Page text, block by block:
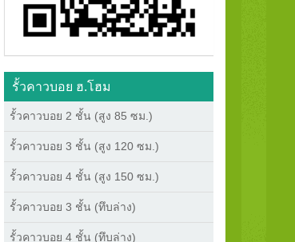
รั้วคาวบอย ฮ.โฮม
รั้วคาวบอย 2 ชั้น (สูง 85 ซม.)
รั้วคาวบอย 3 ชั้น (สูง 120 ซม.)
รั้วคาวบอย 4 ชั้น (สูง 150 ซม.)
รั้วคาวบอย 3 ชั้น (ทึบล่าง)
รั้วคาวบอย 4 ชั้น (ทึบล่าง)